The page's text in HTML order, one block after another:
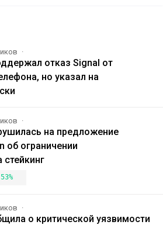
отказ Signal от
но указал на
на предложение
об ограничении
о критической уязвимости